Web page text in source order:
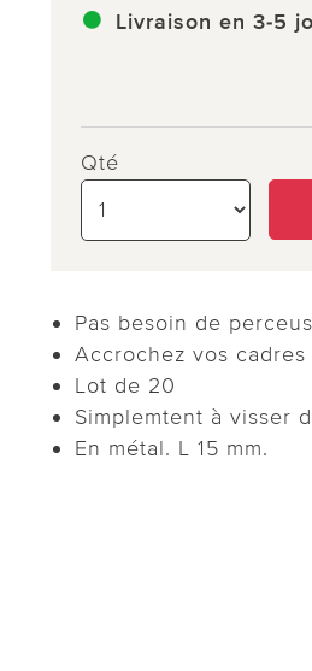
Livraison en 3-5
Qté
Pas besoin de
Accrochez vos
Lot de 20
Simplemtent à visser
En métal. L 15 mm.